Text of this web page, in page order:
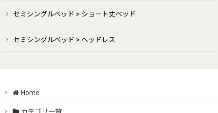
セミシングルベッド > ショート丈ベッド
セミシングルベッド > ヘッドレス
Home
カテゴリ一覧